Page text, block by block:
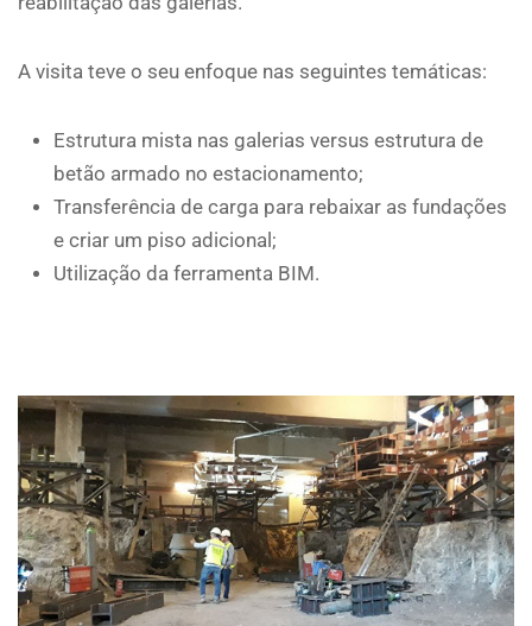
A visita teve o seu enfoque nas seguintes temáticas:
Estrutura mista nas galerias versus estrutura de
betão armado no estacionamento;
Transferência de carga para rebaixar as fundações
e criar um piso adicional;
Utilização da ferramenta BIM.